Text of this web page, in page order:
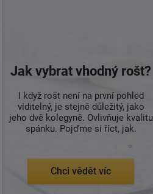
Jak vybrat vhodný rošt?
I když rošt není na první pohled
viditelný, je stejně důležitý, jako
jeho dvě kolegyně. Ovlivňuje kvalitu
spánku. Pojďme si říct, jak.
Chci vědět víc